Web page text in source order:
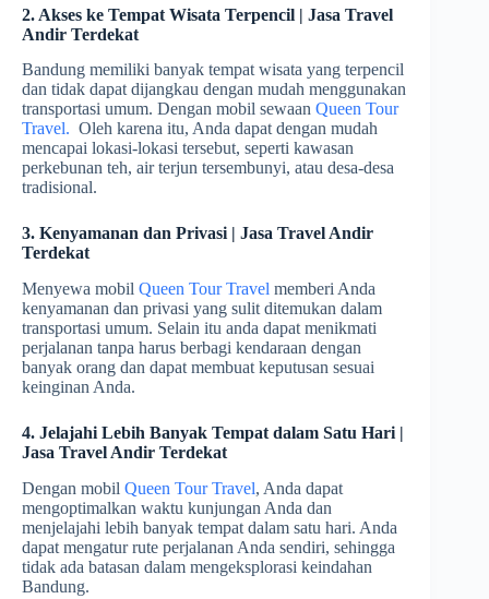
2. Akses ke Tempat Wisata Terpencil | Jasa Travel
Andir Terdekat
Bandung memiliki banyak tempat wisata yang terpencil
dan tidak dapat dijangkau dengan mudah menggunakan
transportasi umum. Dengan mobil sewaan Queen Tour
Travel. Oleh karena itu, Anda dapat dengan mudah
mencapai lokasi-lokasi tersebut, seperti kawasan
perkebunan teh, air terjun tersembunyi, atau desa-desa
tradisional.
3. Kenyamanan dan Privasi | Jasa Travel Andir
Terdekat
Menyewa mobil Queen Tour Travel memberi Anda
kenyamanan dan privasi yang sulit ditemukan dalam
transportasi umum. Selain itu anda dapat menikmati
perjalanan tanpa harus berbagi kendaraan dengan
banyak orang dan dapat membuat keputusan sesuai
keinginan Anda.
4. Jelajahi Lebih Banyak Tempat dalam Satu Hari |
Jasa Travel Andir Terdekat
Dengan mobil Queen Tour Travel, Anda dapat
mengoptimalkan waktu kunjungan Anda dan
menjelajahi lebih banyak tempat dalam satu hari. Anda
dapat mengatur rute perjalanan Anda sendiri, sehingga
tidak ada batasan dalam mengeksplorasi keindahan
Bandung.